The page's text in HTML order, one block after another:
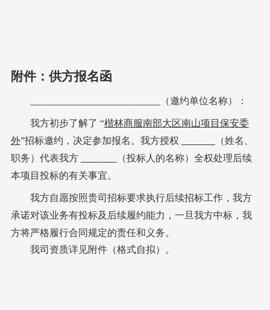
附件： 供方报名函
___________________________（邀约单位名称）：
我方初步了解了 “楷林商服南部大区南山项目保安委
外”招标邀约 ，决定参加报名 。我方授权
（姓名、
职务）代表我方
（投标人的名称）全权处理后续
本项目投标的有关事宜。
我方自愿按照贵司招标要求执行后续招标工作， 我方
承诺对该业务有投标及后续履约能力， 一旦我方中标，我
方将严格履行合同规定的责任和义务。
我司资质详见附件（格式自拟）。